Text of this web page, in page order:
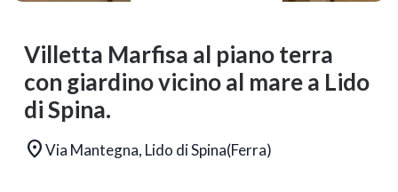
Villetta Marfisa al piano terra
con giardino vicino al mare a Lido
di Spina.
Via Mantegna, Lido di Spina(Ferra)